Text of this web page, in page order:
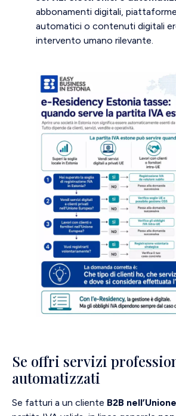
abbonamenti digitali,
automatici o contenuti digitali
intervento umano rilevante.
Se offri servizi
automatizzati
Se fatturi a un cliente B2B